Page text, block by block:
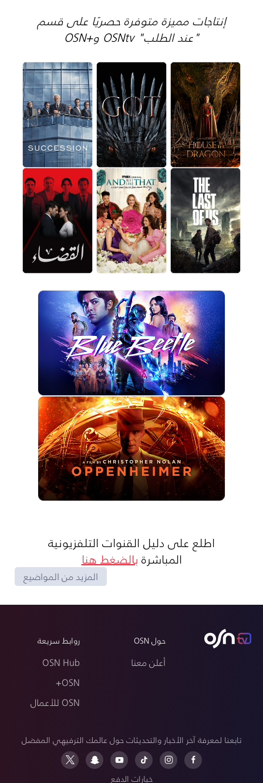
إنتاجات مميزة متوفرة حصريًا على قسم
"عند الطلب" OSNtv و+OSN
اطلع على دليل القنوات التلفزيونية
المباشرةبالضغط هنا
المزيد من المواضيع
حول OSN
أعلن معنا
روابط سريعة
OSN Hub
OSN+
OSN للأعمال
تابعنا لمعرفة آخر الأخبار والتحديثات حول عالمك الترفيهي المفضل
خيارات الدفع